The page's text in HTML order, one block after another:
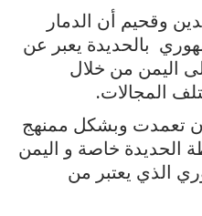
وقحيم أن الدمار
بالحديدة يعبر عن
اليمن من خلال
المجالات.
تعمدت وبشكل ممنهج
الحديدة خاصة و اليمن
الذي يعتبر من